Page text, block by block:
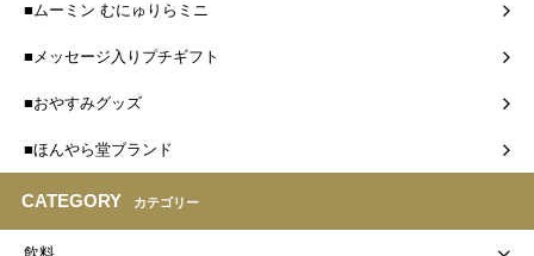
■ムーミン むにゅりらミニ
■メッセージ入りプチギフト
■おやすみグッズ
■ほんやら堂ブランド
CATEGORY カテゴリー